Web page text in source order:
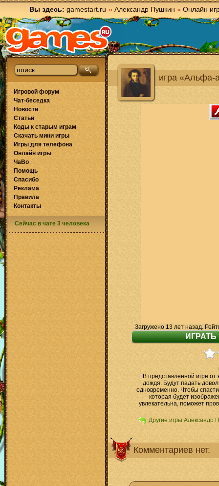
Вы здесь: gamestart.ru » Александр Пушкин » Онлайн
игра «Альфа-
Загружено 13 лет назад.
В представленной игре от
дождя. Будут падать
одновременно. Чтобы
которая будет
увлекательна, поможет
Другие игры Александр
Комментариев нет.
Игровой форум
Чат-беседка
Новости
Статьи
Коды к старым играм
Скачать мини игры
Игры для телефона
Онлайн игры
ЧаВо
Помощь
Спасибо
Реклама
Правила
Контакты
Сейчас в чате 3 человека